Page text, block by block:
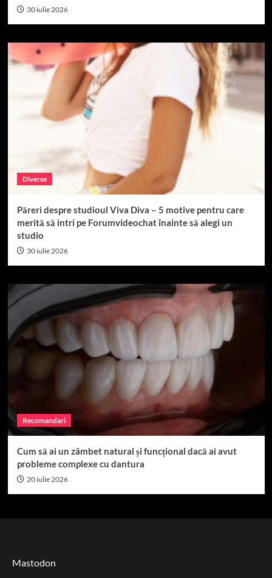
30 iulie 2026
Diverse
Păreri despre studioul Viva Diva – 5 motive pentru care
merită să intri pe Forumvideochat înainte să alegi un
studio
30 iulie 2026
Recomandari
Cum să ai un zâmbet natural și funcțional dacă ai avut
probleme complexe cu dantura
20 iulie 2026
Mastodon